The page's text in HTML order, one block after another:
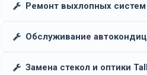
Ремонт выхлопных систем
Обслуживание
Замена стекол и оптики